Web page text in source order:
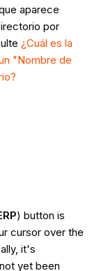
aparece
por
¿Cuál es la
"Nombre de
) button is
cursor over the
it's
yet been